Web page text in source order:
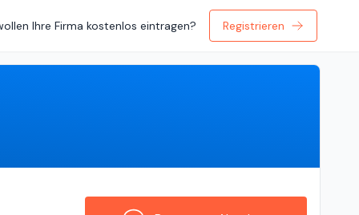
Ihre Firma kostenlos eintragen? Registrieren